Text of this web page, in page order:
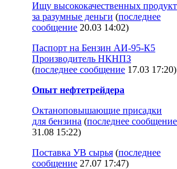
Ищу высококачественных продукт
за разумные деньги (последнее
сообщение 20.03 14:02)
Паспорт на Бензин АИ-95-К5
Производитель НКНПЗ
(последнее сообщение 17.03 17:20)
Опыт нефтетрейдера
Октаноповышающие присадки
для бензина (последнее сообщение
31.08 15:22)
Поставка УВ сырья (последнее
сообщение 27.07 17:47)